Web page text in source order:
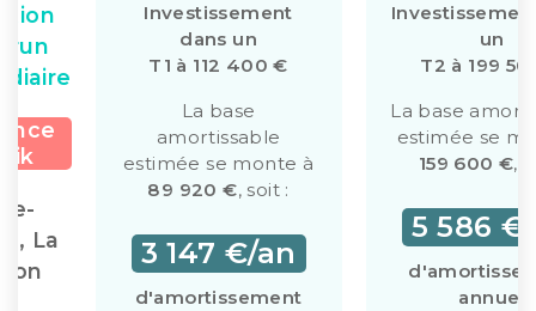
La
Investissement
dans un
T1 à 112 400 €
La base
amortissable
estimée se monte à
89 920 €, soit :
3 147 €/an
d'amortissement
un
T2 à 199
La base
estimée se
159 600 €,
5 586
annuel